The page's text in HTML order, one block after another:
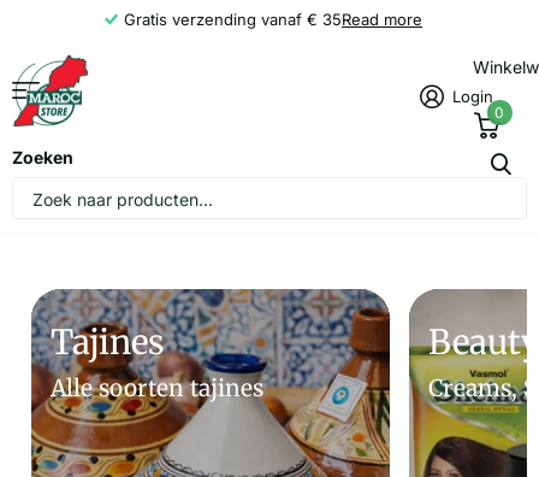
Gratis verzending vanaf € 35Read more
Zoeken
Login
0
Tajines
Alle soorten tajines
Beauty
Creams,